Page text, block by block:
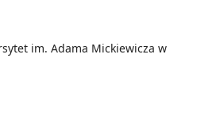
im. Adama Mickiewicza w